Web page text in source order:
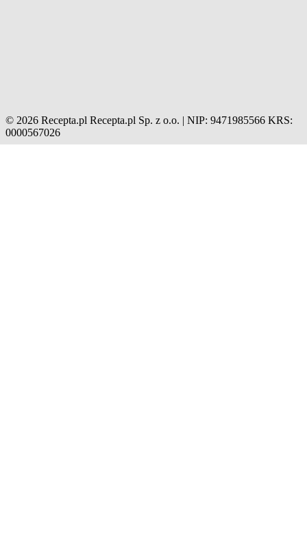
© 2026 Recepta.pl Recepta.pl Sp. z o.o. | NIP: 9471985566 KRS:
0000567026